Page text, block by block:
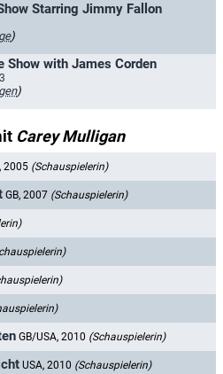
Starring Jimmy Fallon
)
Show with James Corden
)
Carey Mulligan
2005 (Schauspielerin)
GB, 2007 (Schauspielerin)
GB/USA, 2010 (Schauspielerin)
USA, 2010 (Schauspielerin)